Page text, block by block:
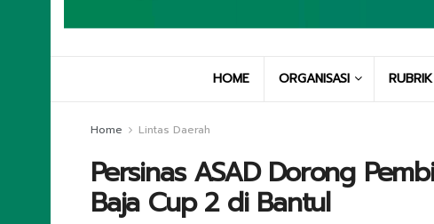
HOME ORGANISASI RUBRIK
Home Lintas Daerah
Persinas ASAD Dorong
Baja Cup 2 di Bantul